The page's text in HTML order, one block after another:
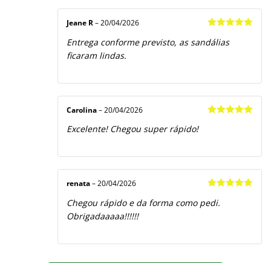
de 5
Jeane R – 20/04/2026
Entrega conforme previsto, as sandálias
ficaram lindas.
Carolina – 20/04/2026
Excelente! Chegou super rápido!
de 5
renata – 20/04/2026
Chegou rápido e da forma como pedi.
Obrigadaaaaa!!!!!!